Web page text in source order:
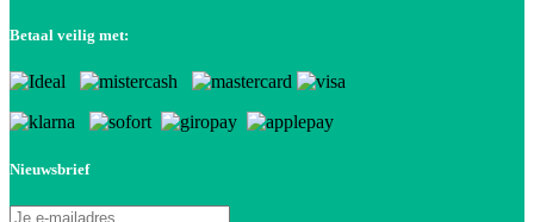
Betaal veilig met:
Nieuwsbrief